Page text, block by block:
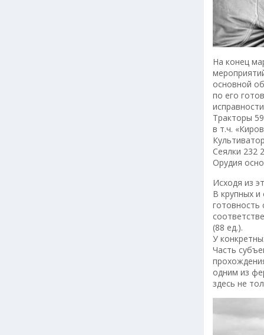
На конец
основной
по его
Тракторы
в т.ч.
Сеялки 232
Орудия
Исходя из
В крупных и
готовность
(88 ед.).
У
Часть
одним из
здесь не